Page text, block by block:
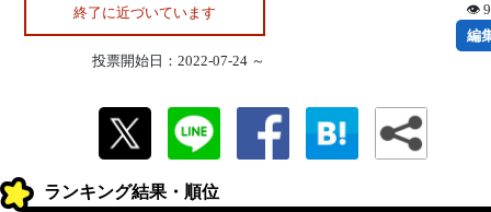
終了に近づいています
投票開始日：2022-07-24 ～
👁
編
ランキング結果・順位